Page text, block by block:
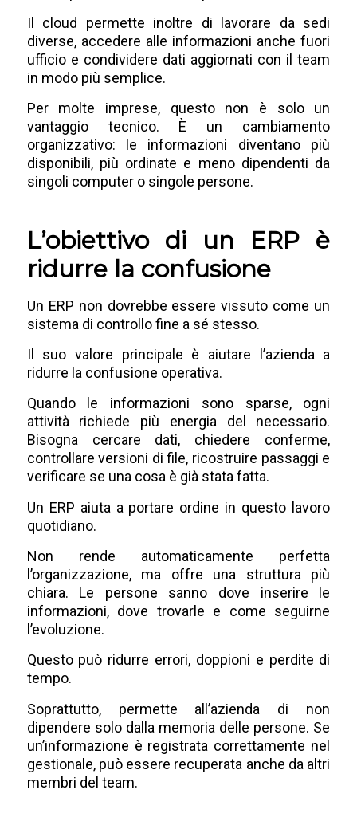
Il cloud permette inoltre di lavorare da sedi
diverse, accedere alle informazioni anche fuori
ufficio e condividere dati aggiornati con il team
in modo più semplice.
Per molte imprese, questo non è solo un
vantaggio tecnico. È un cambiamento
organizzativo: le informazioni diventano più
disponibili, più ordinate e meno dipendenti da
singoli computer o singole persone.
L’obiettivo di un ERP è
ridurre la confusione
Un ERP non dovrebbe essere vissuto come un
sistema di controllo fine a sé stesso.
Il suo valore principale è aiutare l’azienda a
ridurre la confusione operativa.
Quando le informazioni sono sparse, ogni
attività richiede più energia del necessario.
Bisogna cercare dati, chiedere conferme,
controllare versioni di file, ricostruire passaggi e
verificare se una cosa è già stata fatta.
Un ERP aiuta a portare ordine in questo lavoro
quotidiano.
Non rende automaticamente perfetta
l’organizzazione, ma offre una struttura più
chiara. Le persone sanno dove inserire le
informazioni, dove trovarle e come seguirne
l’evoluzione.
Questo può ridurre errori, doppioni e perdite di
tempo.
Soprattutto, permette all’azienda di non
dipendere solo dalla memoria delle persone. Se
un’informazione è registrata correttamente nel
gestionale, può essere recuperata anche da altri
membri del team.